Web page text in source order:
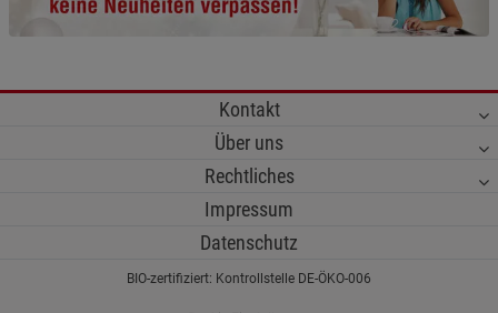
Kontakt
Über uns
Rechtliches
Impressum
Datenschutz
BIO-zertifiziert: Kontrollstelle DE-ÖKO-006